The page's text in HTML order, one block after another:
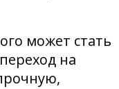
может стать
на